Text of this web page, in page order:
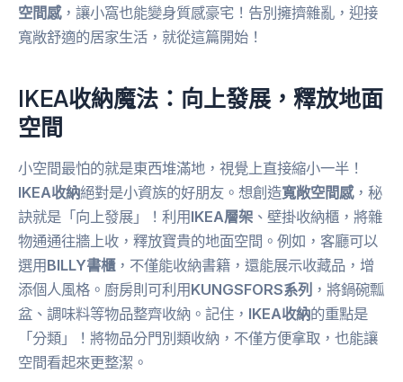
空間感，讓小窩也能變身質感豪宅！告別擁擠雜亂，迎接
寬敞舒適的居家生活，就從這篇開始！
IKEA收納魔法：向上發展，釋放地面
空間
小空間最怕的就是東西堆滿地，視覺上直接縮小一半！
IKEA收納絕對是小資族的好朋友。想創造寬敞空間感，秘
訣就是「向上發展」！利用IKEA層架 、壁掛收納櫃，將雜
物通通往牆上收，釋放寶貴的地面空間。例如，客廳可以
選用BILLY書櫃，不僅能收納書籍，還能展示收藏品，增
添個人風格。廚房則可利用KUNGSFORS系列 ，將鍋碗瓢
盆、調味料等物品整齊收納。記住， IKEA收納的重點是
「分類」！將物品分門別類收納，不僅方便拿取，也能讓
空間看起來更整潔。